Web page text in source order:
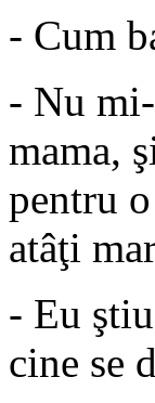
- Cum
- Nu
mama,
pentru
atâţi
- Eu
cine se